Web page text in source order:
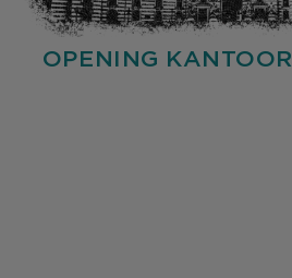
OPENING KANTOOR